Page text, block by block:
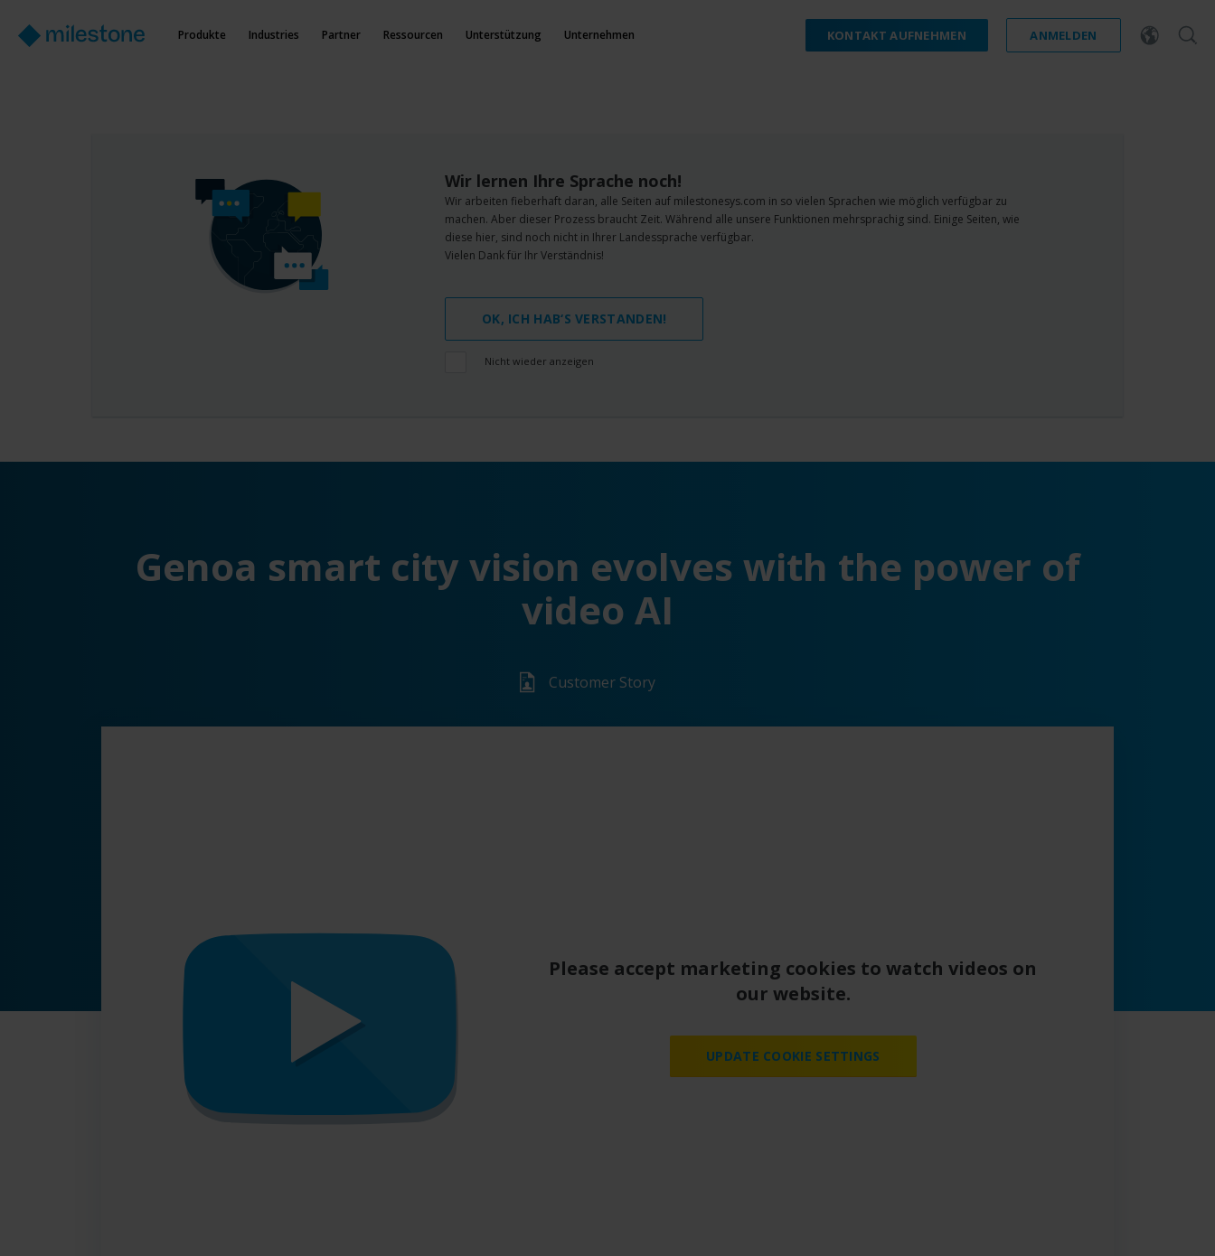
Produkte Industries Partner Ressourcen Unterstützung Unternehmen KONTAKT AUFNEHMEN ANMELDEN
Wir lernen Ihre Sprache noch!
Wir arbeiten fieberhaft daran, alle Seiten auf milestonesys.com in so vielen Sprachen wie möglich verfügbar zu
machen. Aber dieser Prozess braucht Zeit. Während alle unsere Funktionen mehrsprachig sind. Einige Seiten, wie
diese hier, sind noch nicht in Ihrer Landessprache verfügbar.
Vielen Dank für Ihr Verständnis!
OK, ICH HAB‘S VERSTANDEN!
Nicht wieder anzeigen
Genoa smart city vision evolves with the power of
video AI
Customer Story
Please accept marketing cookies to watch videos on
our website.
UPDATE COOKIE SETTINGS